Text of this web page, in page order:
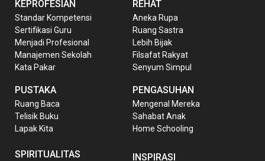
KEPROFESIAN
Standar Kompetensi
Sertifikasi Guru
Menjadi Profesional
Manajemen Sekolah
Kata Pakar
PUSTAKA
Ruang Baca
Telisik Buku
Lapak Kita
REHAT
Aneka Rupa
Ruang Sastra
Lebih Bijak
Filsafat Rakyat
Senyum Simpul
PENGASUHAN
Mengenal Mereka
Sahabat Anak
Home Schooling
SPIRITUALITAS INSPIRASI